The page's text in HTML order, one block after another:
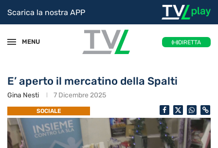
Scarica la nostra APP
MENU DIRETTA
E’ aperto il mercatino della Spalti
Gina Nesti 7 Dicembre 2025
SOCIALE